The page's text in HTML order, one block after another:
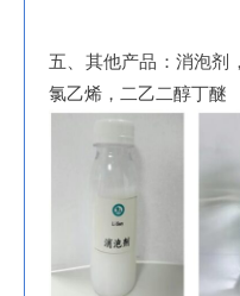
五、其他产品：消泡剂
氯乙烯，二乙二醇丁醚